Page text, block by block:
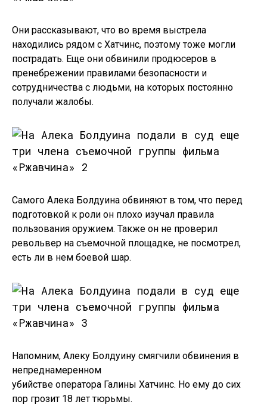
Они рассказывают, что во время выстрела
находились рядом с Хатчинс, поэтому тоже могли
пострадать. Еще они обвинили продюсеров в
пренебрежении правилами безопасности и
сотрудничества с людьми, на которых постоянно
получали жалобы.
Самого Алека Болдуина обвиняют в том, что перед
подготовкой к роли он плохо изучал правила
пользования оружием. Также он не проверил
револьвер на съемочной площадке, не посмотрел,
есть ли в нем боевой шар.
Напомним, Алеку Болдуину смягчили обвинения в
непреднамеренном
убийстве оператора Галины Хатчинс. Но ему до сих
пор грозит 18 лет тюрьмы.